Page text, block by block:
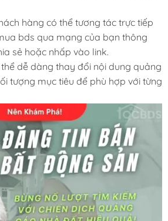
hàng có thể tương tác trực tiếp
bds qua mạng của bạn thông
sẻ hoặc nhấp vào link.
dễ dàng thay đổi nội dung quảng
tượng mục tiêu để phù hợp với từng